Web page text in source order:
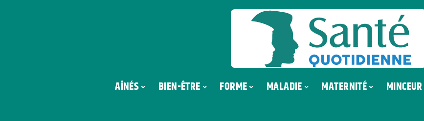
AÎNÉS BIEN-ÊTRE FORME MALADIE MATERNITÉ MINCEUR